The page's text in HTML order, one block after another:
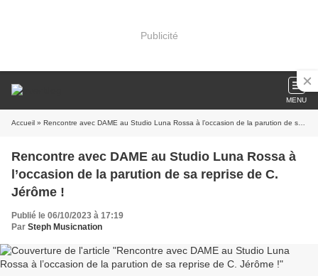
Publicité
MENU
Accueil » Rencontre avec DAME au Studio Luna Rossa à l’occasion de la parution de sa reprise de C. Jérôme !
Rencontre avec DAME au Studio Luna Rossa à
l’occasion de la parution de sa reprise de C.
Jérôme !
Publié le 06/10/2023 à 17:19
Par Steph Musicnation